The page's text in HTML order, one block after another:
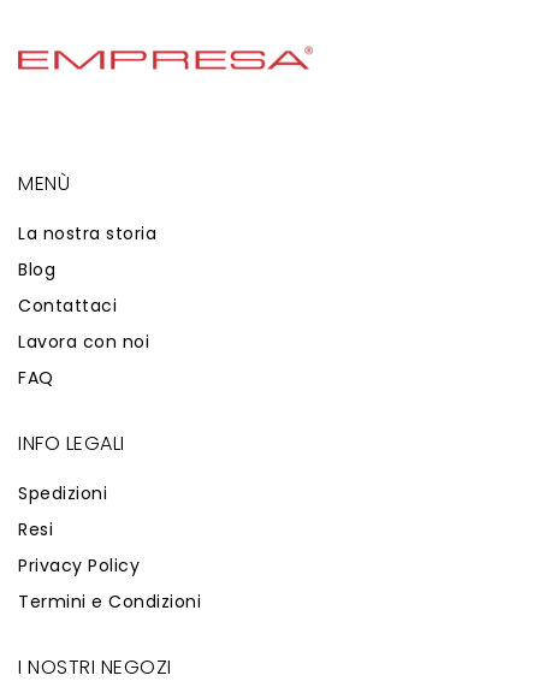
MENÙ
La nostra storia
Blog
Contattaci
Lavora con noi
FAQ
INFO LEGALI
Spedizioni
Resi
Privacy Policy
Termini e Condizioni
I NOSTRI NEGOZI